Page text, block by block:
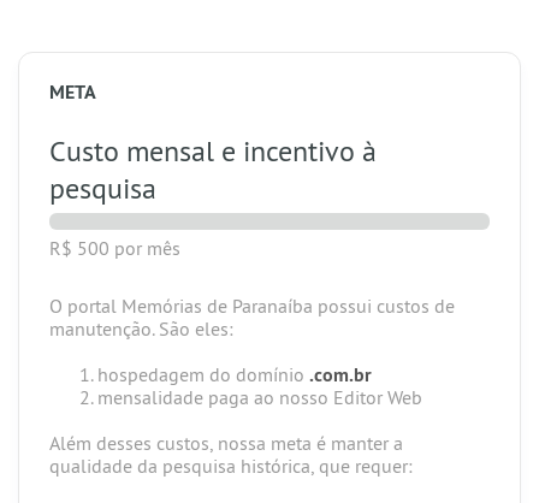
META
Custo mensal e incentivo à
pesquisa
R$ 500 por mês
O portal Memórias de Paranaíba possui custos de
manutenção. São eles:
​hospedagem do domínio .com.br
mensalidade paga ao nosso Editor Web
Além desses custos, nossa meta é manter a
qualidade da pesquisa histórica, que requer: